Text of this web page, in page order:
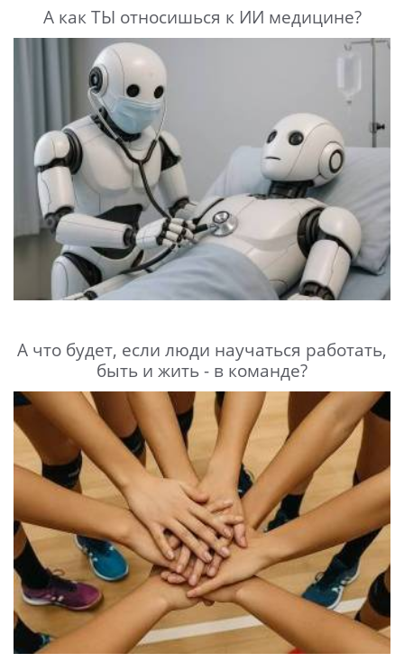
А как ТЫ относишься к ИИ медицине?
А что будет, если люди научаться работать,
быть и жить - в команде?